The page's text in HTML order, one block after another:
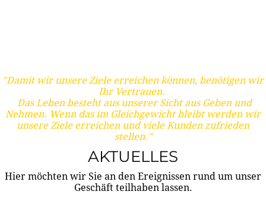
"Damit wir unsere Ziele erreichen können, benötigen wir
Ihr Vertrauen.
Das Leben besteht aus unserer Sicht aus Geben und
Nehmen. Wenn das im Gleichgewicht bleibt werden wir
unsere Ziele erreichen und viele Kunden zufrieden
stellen."
AKTUELLES
Hier möchten wir Sie an den Ereignissen rund um unser
Geschäft teilhaben lassen.